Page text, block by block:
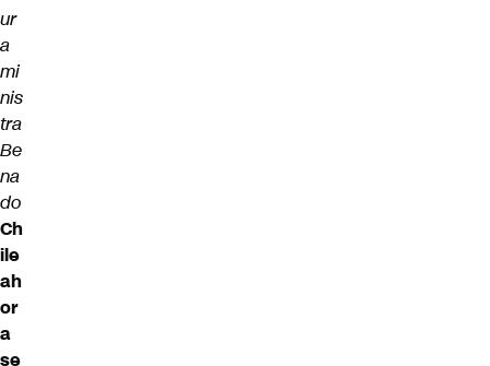
ur
a
mi
nis
tra
Be
na
do
Ch
ile
ah
or
a
se